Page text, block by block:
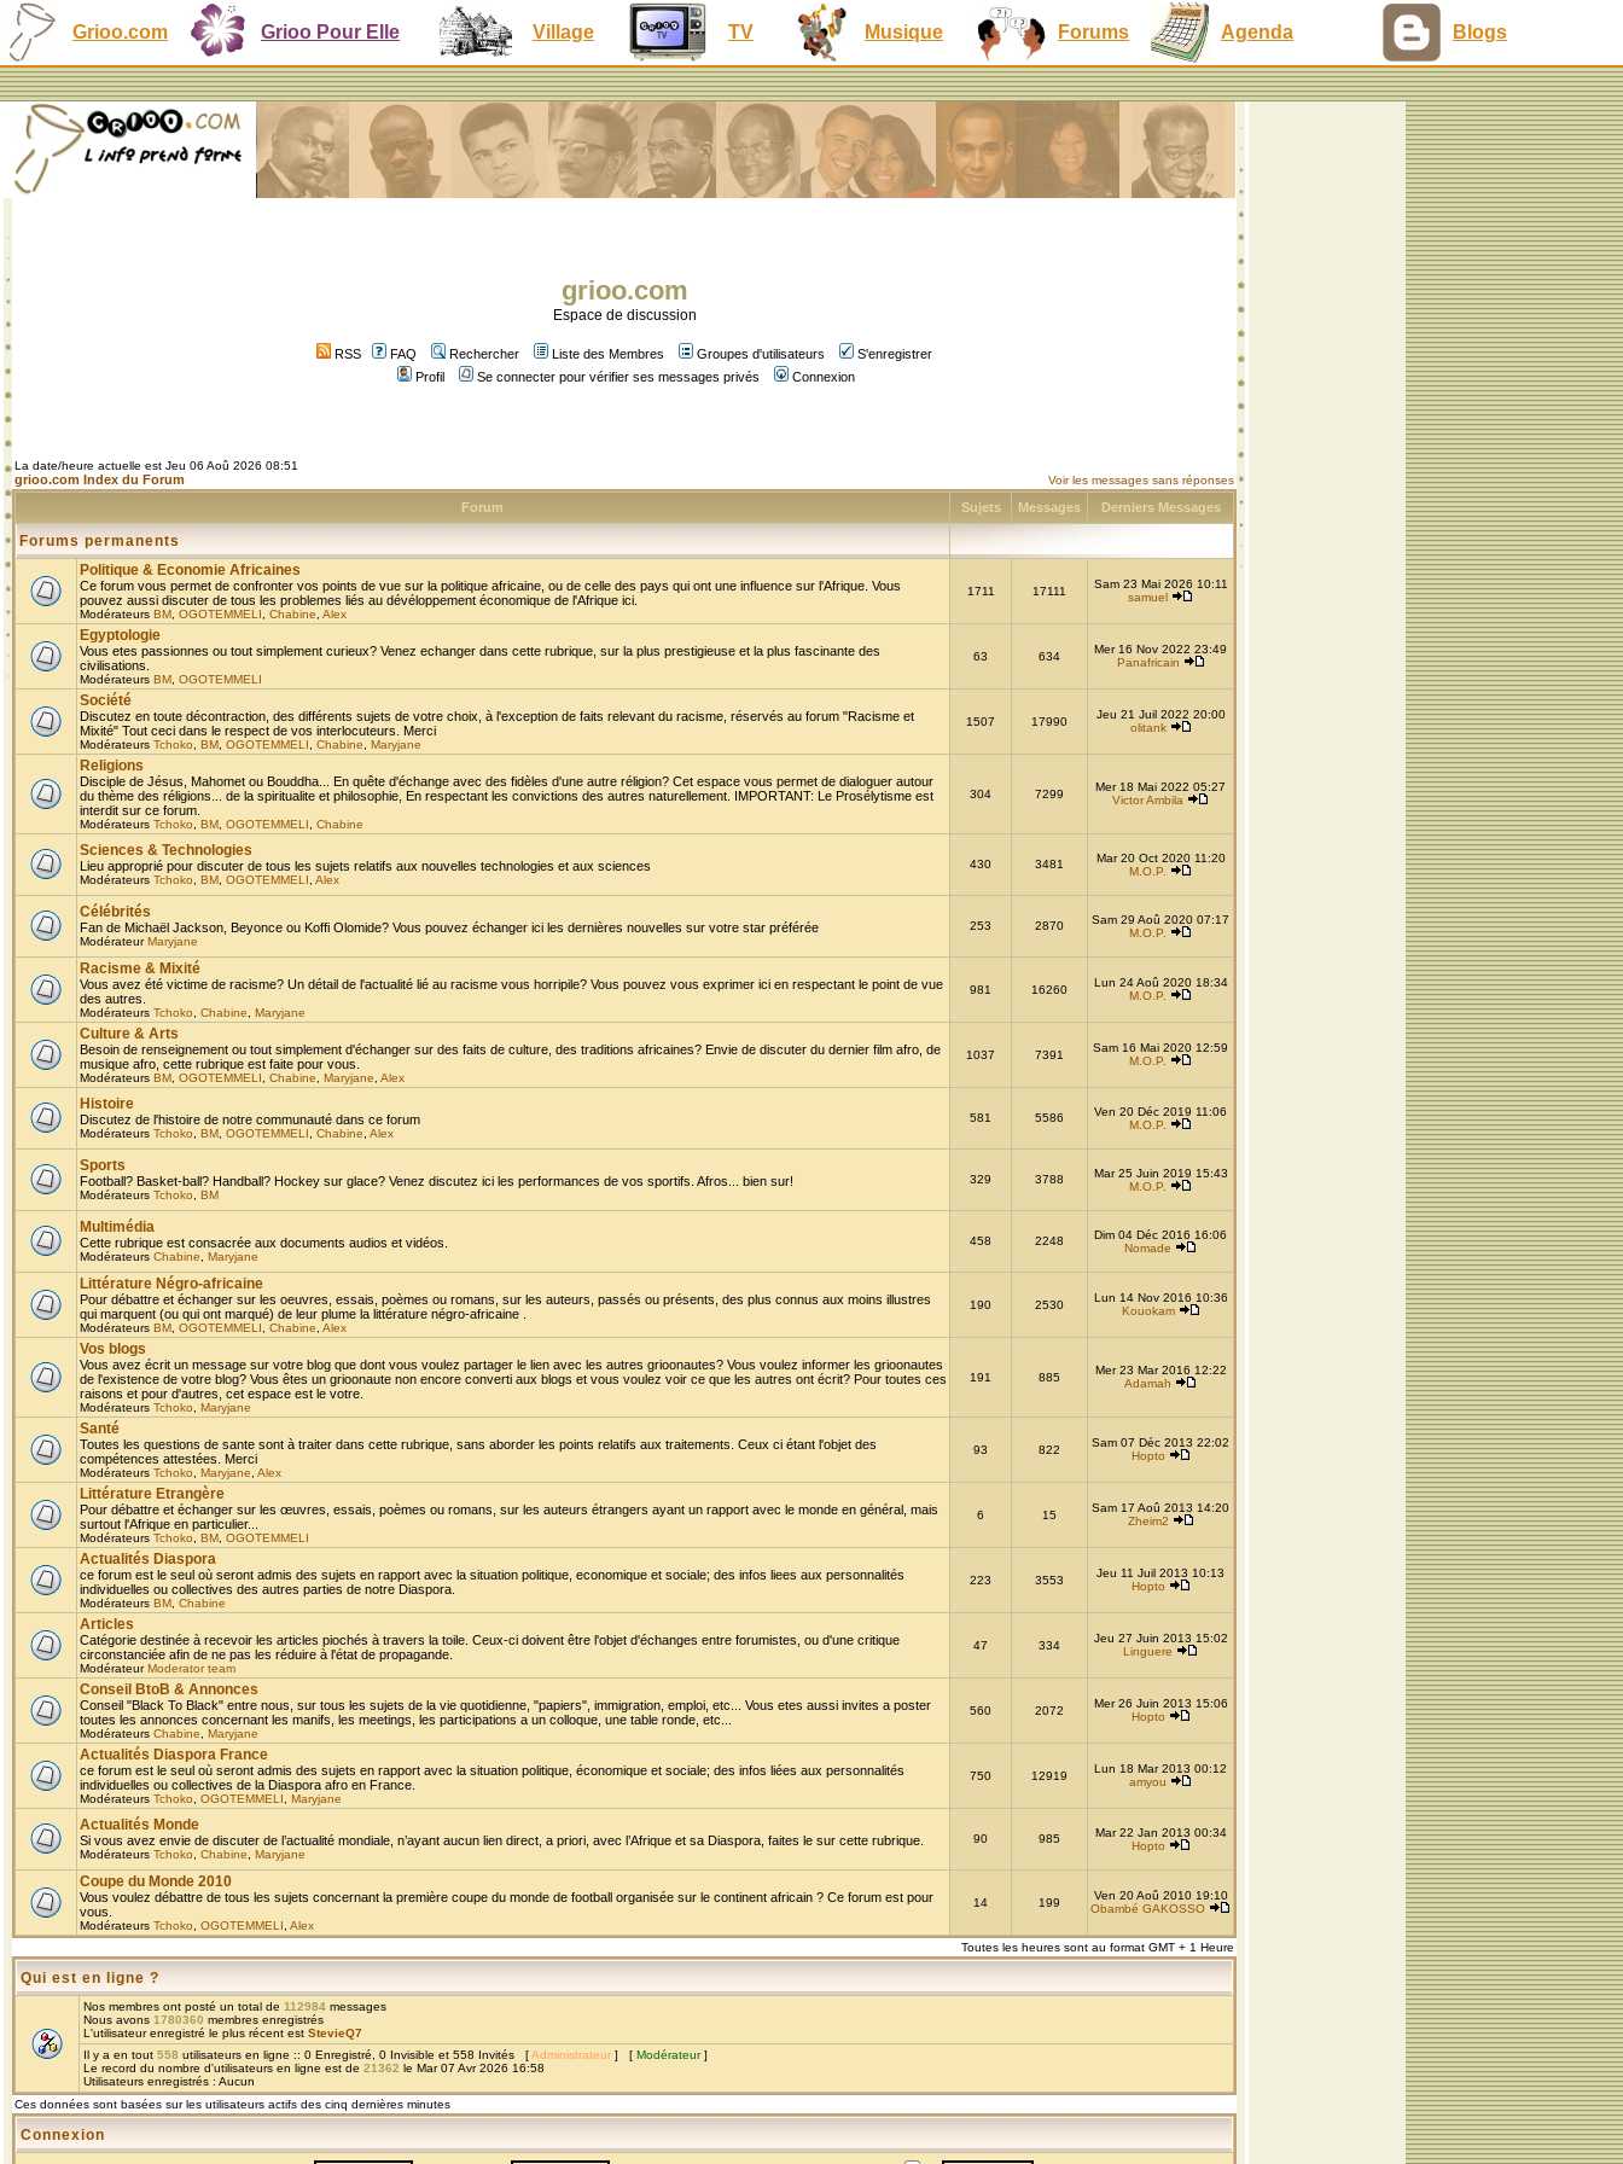
Grioo.com Grioo Pour Elle Village TV Musique Forums Agenda Blogs
grioo.com
Espace de discussion
RSS FAQ Rechercher Liste des Membres Groupes d'utilisateurs
S'enregistrer
Profil
Se connecter pour vérifier ses messages privés Connexion
La date/heure actuelle est Jeu 06 Aoû 2026 08:51
grioo.com Index du Forum Voir les messages sans réponses
Forum Sujets Messages Derniers Messages
Forums permanents
Politique & Economie Africaines
Ce forum vous permet de confronter vos points de vue sur la politique africaine, ou de celle des pays qui ont une influence sur l'Afrique. Vous
pouvez aussi discuter de tous les problemes liés au dévéloppement économique de l'Afrique ici.
Modérateurs BM OGOTEMMELI Chabine Alex
1711 17111
Sam 23 Mai 2026 10:11
samuel
Egyptologie
Vous etes passionnes ou tout simplement curieux? Venez echanger dans cette rubrique, sur la plus prestigieuse et la plus fascinante des
civilisations.
Modérateurs BM OGOTEMMELI
63 634
Mer 16 Nov 2022 23:49
Panafricain
Société
Discutez en toute décontraction, des différents sujets de votre choix, à l'exception de faits relevant du racisme, réservés au forum "Racisme et
Mixité" Tout ceci dans le respect de vos interlocuteurs. Merci
Modérateurs Tchoko BM OGOTEMMELI Chabine Maryjane
1507 17990
Jeu 21 Juil 2022 20:00
olitank
Religions
Disciple de Jésus, Mahomet ou Bouddha... En quête d'échange avec des fidèles d'une autre réligion? Cet espace vous permet de dialoguer autour
du thème des réligions... de la spiritualite et philosophie, En respectant les convictions des autres naturellement. IMPORTANT: Le Prosélytisme est
interdit sur ce forum.
Modérateurs Tchoko BM OGOTEMMELI Chabine
304 7299
Mer 18 Mai 2022 05:27
Victor Ambila
Sciences & Technologies
Lieu approprié pour discuter de tous les sujets relatifs aux nouvelles technologies et aux sciences
Modérateurs Tchoko BM OGOTEMMELI Alex
430 3481
Mar 20 Oct 2020 11:20
M.O.P.
Célébrités
Fan de Michaël Jackson, Beyonce ou Koffi Olomide? Vous pouvez échanger ici les dernières nouvelles sur votre star préférée
ModérateurMaryjane
253 2870
Sam 29 Aoû 2020 07:17
M.O.P.
Racisme & Mixité
Vous avez été victime de racisme? Un détail de l'actualité lié au racisme vous horripile? Vous pouvez vous exprimer ici en respectant le point de vue
des autres.
Modérateurs Tchoko Chabine Maryjane
981 16260
Lun 24 Aoû 2020 18:34
M.O.P.
Culture & Arts
Besoin de renseignement ou tout simplement d'échanger sur des faits de culture, des traditions africaines? Envie de discuter du dernier film afro, de
musique afro, cette rubrique est faite pour vous.
Modérateurs BM OGOTEMMELI Chabine Maryjane Alex
1037 7391
Sam 16 Mai 2020 12:59
M.O.P.
Histoire
Discutez de l'histoire de notre communauté dans ce forum
Modérateurs Tchoko BM OGOTEMMELI Chabine Alex
581 5586
Ven 20 Déc 2019 11:06
M.O.P.
Sports
Football? Basket-ball? Handball? Hockey sur glace? Venez discutez ici les performances de vos sportifs. Afros... bien sur!
Modérateurs Tchoko BM
329 3788
Mar 25 Juin 2019 15:43
M.O.P.
Multimédia
Cette rubrique est consacrée aux documents audios et vidéos.
Modérateurs Chabine Maryjane
458 2248
Dim 04 Déc 2016 16:06
Nomade
Littérature Négro-africaine
Pour débattre et échanger sur les oeuvres, essais, poèmes ou romans, sur les auteurs, passés ou présents, des plus connus aux moins illustres
qui marquent (ou qui ont marqué) de leur plume la littérature négro-africaine .
Modérateurs BM OGOTEMMELI Chabine Alex
190 2530
Lun 14 Nov 2016 10:36
Kouokam
Vos blogs
Vous avez écrit un message sur votre blog que dont vous voulez partager le lien avec les autres grioonautes? Vous voulez informer les grioonautes
de l'existence de votre blog? Vous êtes un grioonaute non encore converti aux blogs et vous voulez voir ce que les autres ont écrit? Pour toutes ces
raisons et pour d'autres, cet espace est le votre.
Modérateurs Tchoko Maryjane
191 885
Mer 23 Mar 2016 12:22
Adamah
Santé
Toutes les questions de sante sont à traiter dans cette rubrique, sans aborder les points relatifs aux traitements. Ceux ci étant l'objet des
compétences attestées. Merci
Modérateurs Tchoko Maryjane Alex
93 822
Sam 07 Déc 2013 22:02
Hopto
Littérature Etrangère
Pour débattre et échanger sur les œuvres, essais, poèmes ou romans, sur les auteurs étrangers ayant un rapport avec le monde en général, mais
surtout l'Afrique en particulier...
Modérateurs Tchoko BM OGOTEMMELI
6 15
Sam 17 Aoû 2013 14:20
Zheim2
Actualités Diaspora
ce forum est le seul où seront admis des sujets en rapport avec la situation politique, economique et sociale; des infos liees aux personnalités
individuelles ou collectives des autres parties de notre Diaspora.
Modérateurs BM Chabine
223 3553
Jeu 11 Juil 2013 10:13
Hopto
Articles
Catégorie destinée à recevoir les articles piochés à travers la toile. Ceux-ci doivent être l'objet d'échanges entre forumistes, ou d'une critique
circonstanciée afin de ne pas les réduire à l'état de propagande.
ModérateurModerator team
47 334
Jeu 27 Juin 2013 15:02
Linguere
Conseil BtoB & Annonces
Conseil "Black To Black" entre nous, sur tous les sujets de la vie quotidienne, "papiers", immigration, emploi, etc... Vous etes aussi invites a poster
toutes les annonces concernant les manifs, les meetings, les participations a un colloque, une table ronde, etc...
Modérateurs Chabine Maryjane
560 2072
Mer 26 Juin 2013 15:06
Hopto
Actualités Diaspora France
ce forum est le seul où seront admis des sujets en rapport avec la situation politique, économique et sociale; des infos liées aux personnalités
individuelles ou collectives de la Diaspora afro en France.
Modérateurs Tchoko OGOTEMMELI Maryjane
750 12919
Lun 18 Mar 2013 00:12
amyou
Actualités Monde
Si vous avez envie de discuter de l’actualité mondiale, n’ayant aucun lien direct, a priori, avec l’Afrique et sa Diaspora, faites le sur cette rubrique.
Modérateurs Tchoko Chabine Maryjane
90 985
Mar 22 Jan 2013 00:34
Hopto
Coupe du Monde 2010
Vous voulez débattre de tous les sujets concernant la première coupe du monde de football organisée sur le continent africain ? Ce forum est pour
vous.
Modérateurs Tchoko OGOTEMMELI Alex
14 199
Ven 20 Aoû 2010 19:10
Obambé GAKOSSO
Toutes les heures sont au format GMT + 1 Heure
Qui est en ligne ?
Nos membres ont posté un total de 112984 messages
Nous avons 1780360 membres enregistrés
L'utilisateur enregistré le plus récent est StevieQ7
Il y a en tout 558 utilisateurs en ligne :: 0 Enregistré, 0 Invisible et 558 Invités [Administrateur ] [ Modérateur]
Le record du nombre d'utilisateurs en ligne est de 21362 le Mar 07 Avr 2026 16:58
Utilisateurs enregistrés : Aucun
Ces données sont basées sur les utilisateurs actifs des cinq dernières minutes
Connexion